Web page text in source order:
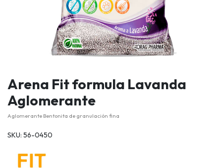
Arena Fit formula Lavanda
Aglomerante
Aglomerante Bentonita de granulación fina
SKU: 56-0450